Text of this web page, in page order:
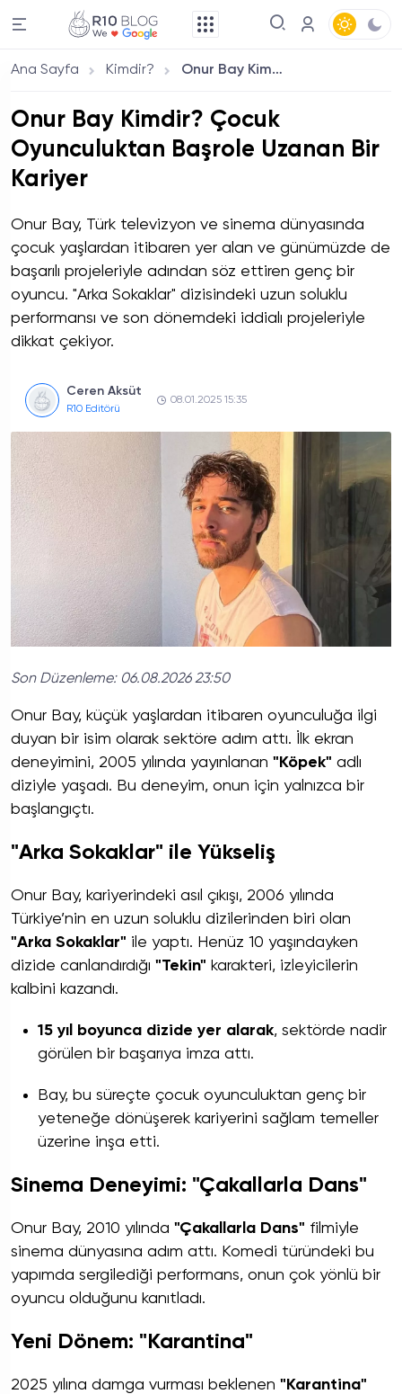
Ana Sayfa Kimdir? Onur Bay Kimdir? Çocuk Oyunculuktan Başrole Uzanan Bir Kariyer
Onur Bay Kimdir? Çocuk
Oyunculuktan Başrole Uzanan Bir
Kariyer
Onur Bay, Türk televizyon ve sinema dünyasında
çocuk yaşlardan itibaren yer alan ve günümüzde de
başarılı projeleriyle adından söz ettiren genç bir
oyuncu. "Arka Sokaklar" dizisindeki uzun soluklu
performansı ve son dönemdeki iddialı projeleriyle
dikkat çekiyor.
Ceren Aksüt
R10 Editörü
08.01.2025 15:35
Son Düzenleme: 06.08.2026 23:50
Onur Bay, küçük yaşlardan itibaren oyunculuğa ilgi
duyan bir isim olarak sektöre adım attı. İlk ekran
deneyimini, 2005 yılında yayınlanan "Köpek" adlı
diziyle yaşadı. Bu deneyim, onun için yalnızca bir
başlangıçtı.
"Arka Sokaklar" ile Yükseliş
Onur Bay, kariyerindeki asıl çıkışı, 2006 yılında
Türkiye’nin en uzun soluklu dizilerinden biri olan
"Arka Sokaklar" ile yaptı. Henüz 10 yaşındayken
dizide canlandırdığı "Tekin" karakteri, izleyicilerin
kalbini kazandı.
15 yıl boyunca dizide yer alarak, sektörde nadir
görülen bir başarıya imza attı.
Bay, bu süreçte çocuk oyunculuktan genç bir
yeteneğe dönüşerek kariyerini sağlam temeller
üzerine inşa etti.
Sinema Deneyimi: "Çakallarla Dans"
Onur Bay, 2010 yılında "Çakallarla Dans" filmiyle
sinema dünyasına adım attı. Komedi türündeki bu
yapımda sergilediği performans, onun çok yönlü bir
oyuncu olduğunu kanıtladı.
Yeni Dönem: "Karantina"
2025 yılına damga vurması beklenen "Karantina"